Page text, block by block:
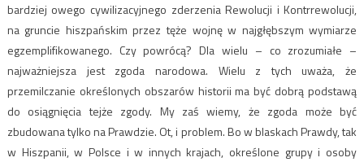
bardziej owego cywilizacyjnego zderzenia Rewolucji i Kontrrewolucji,
na gruncie hiszpańskim przez tęże wojnę w najgłębszym wymiarze
egzemplifikowanego. Czy powrócą? Dla wielu – co zrozumiałe –
najważniejsza jest zgoda narodowa. Wielu z tych uważa, że
przemilczanie określonych obszarów historii ma być dobrą podstawą
do osiągnięcia tejże zgody. My zaś wiemy, że zgoda może być
zbudowana tylko na Prawdzie. Ot, i problem. Bo w blaskach Prawdy, tak
w Hiszpanii, w Polsce i w innych krajach, określone grupy i osoby